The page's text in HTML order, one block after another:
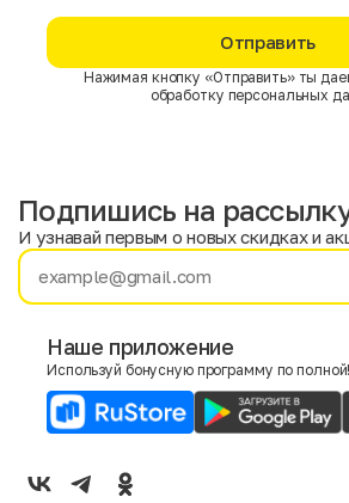
Отправить
Нажимая кнопку «Отправить» ты
обработку персональных
Имя
E-mail
Подпишись на
И узнавай первым о новых скидках и
Наше приложение
Используй бонусную программу по полной!